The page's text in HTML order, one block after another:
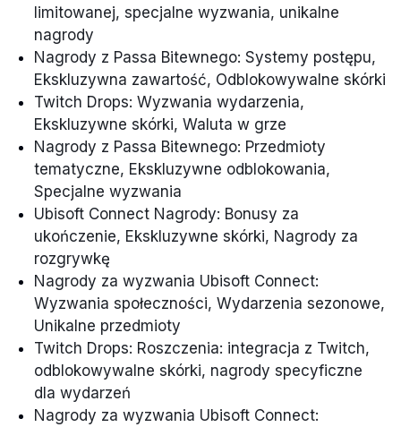
limitowanej, specjalne wyzwania, unikalne
nagrody
Nagrody z Passa Bitewnego: Systemy postępu,
Ekskluzywna zawartość, Odblokowywalne skórki
Twitch Drops: Wyzwania wydarzenia,
Ekskluzywne skórki, Waluta w grze
Nagrody z Passa Bitewnego: Przedmioty
tematyczne, Ekskluzywne odblokowania,
Specjalne wyzwania
Ubisoft Connect Nagrody: Bonusy za
ukończenie, Ekskluzywne skórki, Nagrody za
rozgrywkę
Nagrody za wyzwania Ubisoft Connect:
Wyzwania społeczności, Wydarzenia sezonowe,
Unikalne przedmioty
Twitch Drops: Roszczenia: integracja z Twitch,
odblokowywalne skórki, nagrody specyficzne
dla wydarzeń
Nagrody za wyzwania Ubisoft Connect: